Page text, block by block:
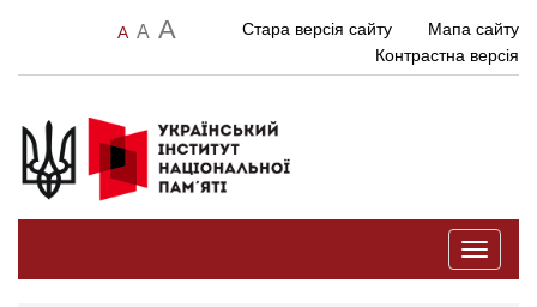
A A A Стара версія сайту
Мапа сайту
Контрастна версія
Toggle